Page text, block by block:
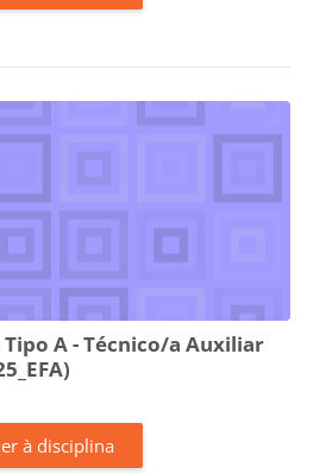
Tipo A - Técnico/a Auxiliar
à disciplina